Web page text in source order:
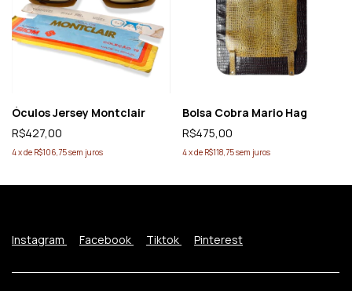
Óculos Jersey Montclair
R$427,00
4xde R$106,75sem juros
Bolsa Cobra Mario Hag
R$475,00
4xde R$118,75sem juros
Instagram Facebook Tiktok Pinterest